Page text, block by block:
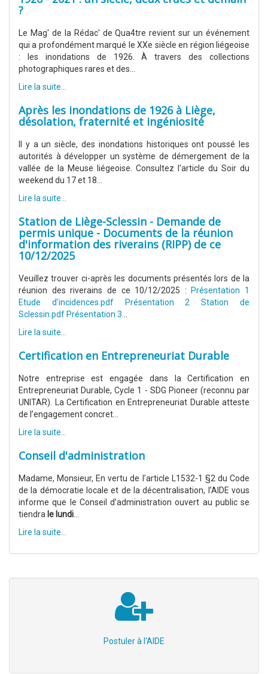
?
Le Mag' de la Rédac' de Qua4tre revient sur un événement
qui a profondément marqué le XXe siècle en région liégeoise
: les inondations de 1926. À travers des collections
photographiques rares et des...
Lire la suite...
Après les inondations de 1926 à Liège,
désolation, fraternité et ingéniosité
Il y a un siècle, des inondations historiques ont poussé les
autorités à développer un système de démergement de la
vallée de la Meuse liégeoise. Consultez l'article du Soir du
weekend du 17 et 18...
Lire la suite...
Station de Liège-Sclessin - Demande de
permis unique - Documents de la réunion
d'information des riverains (RIPP) de ce
10/12/2025
Veuillez trouver ci-après les documents présentés lors de la
réunion des riverains de ce 10/12/2025 :
Présentation 1
Etude d'incidences.pdf
Présentation 2 Station de
Sclessin.pdf Présentation 3...
Lire la suite...
Certification en Entrepreneuriat Durable
Notre entreprise est engagée dans la Certification en
Entrepreneuriat Durable, Cycle 1 - SDG Pioneer (reconnu par
UNITAR). La Certification en Entrepreneuriat Durable atteste
de l’engagement concret...
Lire la suite...
Conseil d'administration
Madame, Monsieur, En vertu de l’article L1532-1 §2 du Code
de la démocratie locale et de la décentralisation, l’AIDE vous
informe que le Conseil d’administration ouvert au public se
tiendra le lundi...
Lire la suite...
Postuler à l'AIDE